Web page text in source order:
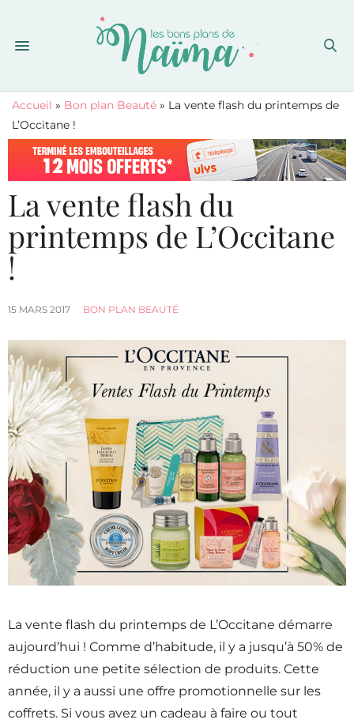
Accueil » Bon plan Beauté » La vente flash du printemps de
L’Occitane !
La vente flash du
printemps de L’Occitane
!
15 MARS 2017 BON PLAN BEAUTÉ
La vente flash du printemps de L’Occitane démarre
aujourd’hui ! Comme d’habitude, il y a jusqu’à 50% de
réduction une petite sélection de produits. Cette
année, il y a aussi une offre promotionnelle sur les
coffrets. Si vous avez un cadeau à faire ou tout